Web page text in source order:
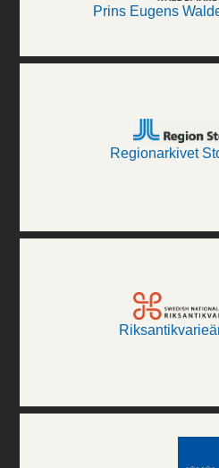
Prins Eugens
Regionarkivet